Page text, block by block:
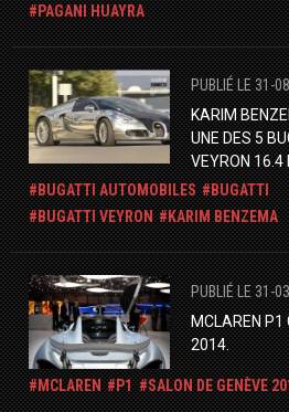
PAGANI HUAYRA
PUBLIÉ LE 31-
KARIM
UNE DES 5
VEYRON 16.4
BUGATTI AUTOMOBILES
BUGATTI
BUGATTI VEYRON
KARIM BENZEMA
PUBLIÉ LE 31-
MCLAREN P1
2014.
MCLAREN P1 SALON DE GENÈVE